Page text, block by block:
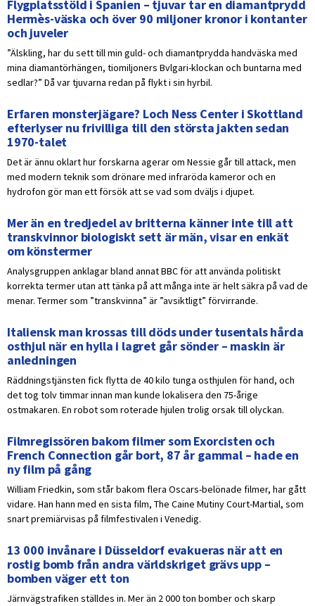
Flygplatsstöld i Spanien – tjuvar tar en diamantprydd
Hermès-väska och över 90 miljoner kronor i kontanter
och juveler
”Älskling, har du sett till min guld- och diamantprydda handväska med
mina diamantörhängen, tiomiljoners Bvlgari-klockan och buntarna med
sedlar?” Då var tjuvarna redan på flykt i sin hyrbil.
Erfaren monsterjägare? Loch Ness Center i Skottland
efterlyser nu frivilliga till den största jakten sedan
1970-talet
Det är ännu oklart hur forskarna agerar om Nessie går till attack, men
med modern teknik som drönare med infraröda kameror och en
hydrofon gör man ett försök att se vad som dväljs i djupet.
Mer än en tredjedel av britterna känner inte till att
transkvinnor biologiskt sett är män, visar en enkät
om könstermer
Analysgruppen anklagar bland annat BBC för att använda politiskt
korrekta termer utan att tänka på att många inte är helt säkra på vad de
menar. Termer som ”transkvinna” är ”avsiktligt” förvirrande.
Italiensk man krossas till döds under tusentals hårda
osthjul när en hylla i lagret går sönder – maskin är
anledningen
Räddningstjänsten fick flytta de 40 kilo tunga osthjulen för hand, och
det tog tolv timmar innan man kunde lokalisera den 75-årige
ostmakaren. En robot som roterade hjulen trolig orsak till olyckan.
Filmregissören bakom filmer som Exorcisten och
French Connection går bort, 87 år gammal – hade en
ny film på gång
William Friedkin, som står bakom flera Oscars-belönade filmer, har gått
vidare. Han hann med en sista film, The Caine Mutiny Court-Martial, som
snart premiärvisas på filmfestivalen i Venedig.
13 000 invånare i Düsseldorf evakueras när att en
rostig bomb från andra världskriget grävs upp –
bomben väger ett ton
Järnvägstrafiken ställdes in. Mer än 2 000 ton bomber och skarp